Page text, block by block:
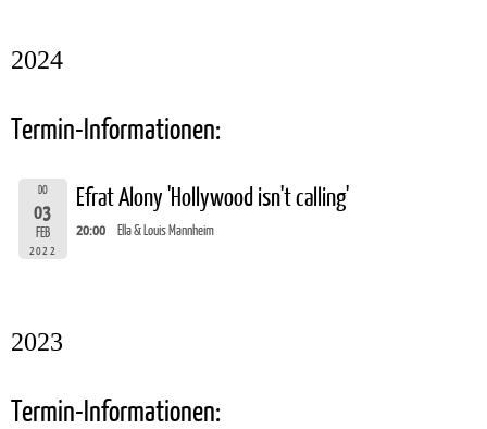
2024
Termin-Informationen:
DO
03
FEB
2022
Efrat Alony 'Hollywood isn't calling'
20:00 Ella & Louis Mannheim
2023
Termin-Informationen: